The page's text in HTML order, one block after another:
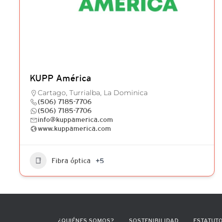
KUPP América
Cartago, Turrialba, La Dominica
(506) 7185-7706
(506) 7185-7706
info@kuppamerica.com
www.kuppamerica.com
Fibra óptica +5
¿QUIÉNES SOMOS? SOSTENIBILIDAD